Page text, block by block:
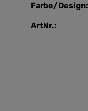
Farbe/Design:
ArtNr.: